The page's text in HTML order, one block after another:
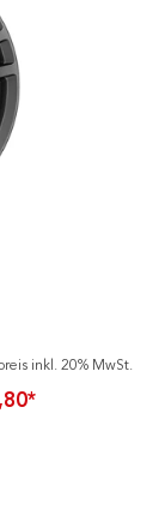
inkl. 20% MwSt.